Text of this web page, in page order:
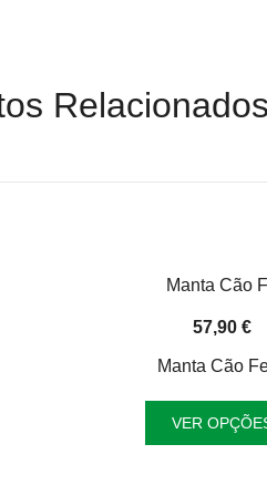
Relacionados
57,90 €
Manta Cão
VER